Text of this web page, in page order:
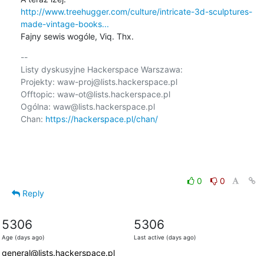
http://www.treehugger.com/culture/intricate-3d-sculptures-
made-vintage-books...
Fajny sewis wogóle, Viq. Thx.
--
Listy dyskusyjne Hackerspace Warszawa:
Projekty: waw-proj@lists.hackerspace.pl
Offtopic: waw-ot@lists.hackerspace.pl
Ogólna: waw@lists.hackerspace.pl
Chan: https://hackerspace.pl/chan/
0
0
Reply
5306
Age (days ago)
5306
Last active (days ago)
general@lists.hackerspace.pl